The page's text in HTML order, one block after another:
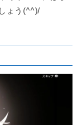
ょう(^^)/